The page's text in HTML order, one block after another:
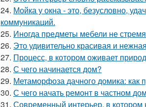
24. Мойка у окна - это, безусловно,
коммуникаций.
25. Иногда предметы мебели не
26. Это удивительно красивая и
27. Процесс, в котором оживает
28. С чего начинается дом?
29. Метаморфоза дачного домика: как
30. С чего начать ремонт в частном
31. Современный интерьер, в котором